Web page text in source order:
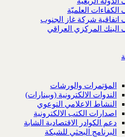
الكفاءات العلميّة
اتفاقية شركة غاز الجنوب
البنك المركزي العراقي
المؤتمرات والورشات
الندوات الالكترونية (وبينارات)
النشاط الاعلامي التوعوي
اصدارات الكتب الالكترونية
دعم الكوادر الاقتصادية الشابة
البرنامج البحثي للشبكة